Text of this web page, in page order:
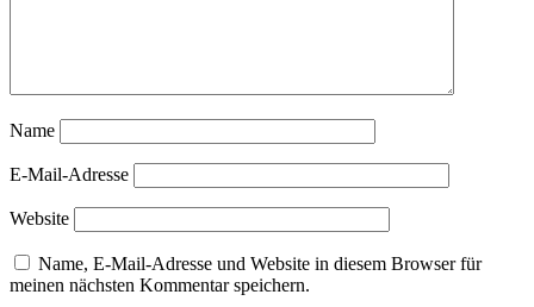
Name
E-Mail-Adresse
Website
Name, E-Mail-Adresse und Website in diesem Browser für
meinen nächsten Kommentar speichern.